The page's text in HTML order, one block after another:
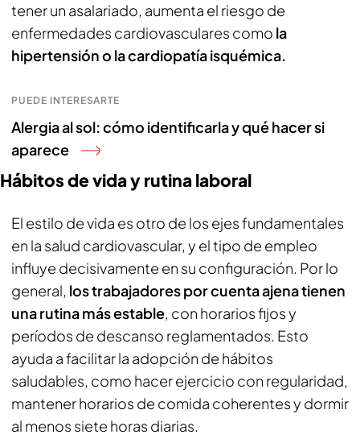
tener un asalariado, aumenta el riesgo de
enfermedades cardiovasculares como la
hipertensión o la cardiopatía isquémica.
PUEDE INTERESARTE
Alergia al sol: cómo identificarla y qué hacer si
aparece
Hábitos de vida y rutina laboral
El estilo de vida es otro de los ejes fundamentales
en la salud cardiovascular, y el tipo de empleo
influye decisivamente en su configuración. Por lo
general, los trabajadores por cuenta ajena tienen
una rutina más estable, con horarios fijos y
períodos de descanso reglamentados. Esto
ayuda a facilitar la adopción de hábitos
saludables, como hacer ejercicio con regularidad,
mantener horarios de comida coherentes y dormir
al menos siete horas diarias.